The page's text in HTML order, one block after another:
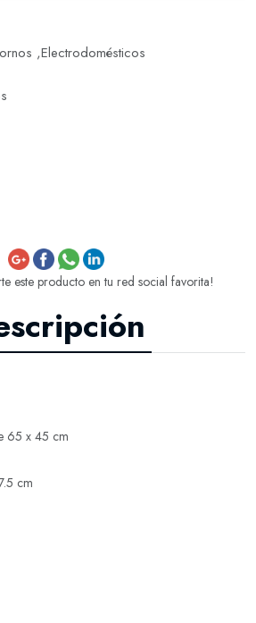
,Electrodomésticos
este producto en tu red social favorita!
65 x 45 cm
cm